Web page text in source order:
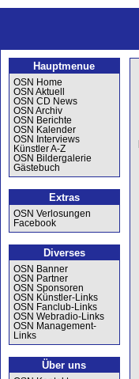
Hauptmenue
OSN Home
OSN Aktuell
OSN CD News
OSN Archiv
OSN Berichte
OSN Kalender
OSN Interviews
Künstler A-Z
OSN Bildergalerie
Gästebuch
Extras
OSN Verlosungen
Facebook
Diverses
OSN Banner
OSN Partner
OSN Sponsoren
OSN Künstler-Links
OSN Fanclub-Links
OSN Webradio-Links
OSN Management-
Links
Über uns